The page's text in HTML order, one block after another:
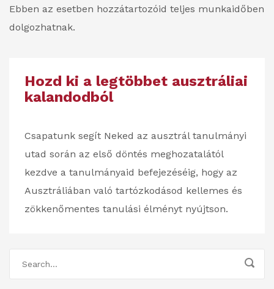
Ebben az esetben hozzátartozóid teljes munkaidőben
dolgozhatnak.
Hozd ki a legtöbbet ausztráliai
kalandodból
Csapatunk segít Neked az ausztrál tanulmányi
utad során az első döntés meghozatalától
kezdve a tanulmányaid befejezéséig, hogy az
Ausztráliában való tartózkodásod kellemes és
zökkenőmentes tanulási élményt nyújtson.